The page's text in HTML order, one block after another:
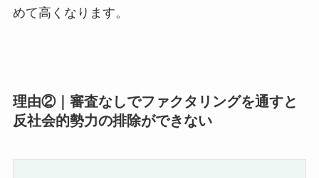
めて高くなります。
理由②｜審査なしでファクタリングを通すと
反社会的勢力の排除ができない